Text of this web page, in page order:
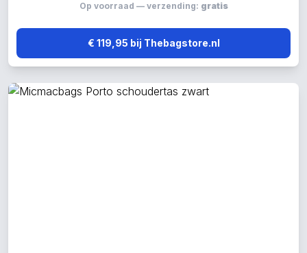
Op voorraad — verzending: gratis
€ 119,95 bij Thebagstore.nl